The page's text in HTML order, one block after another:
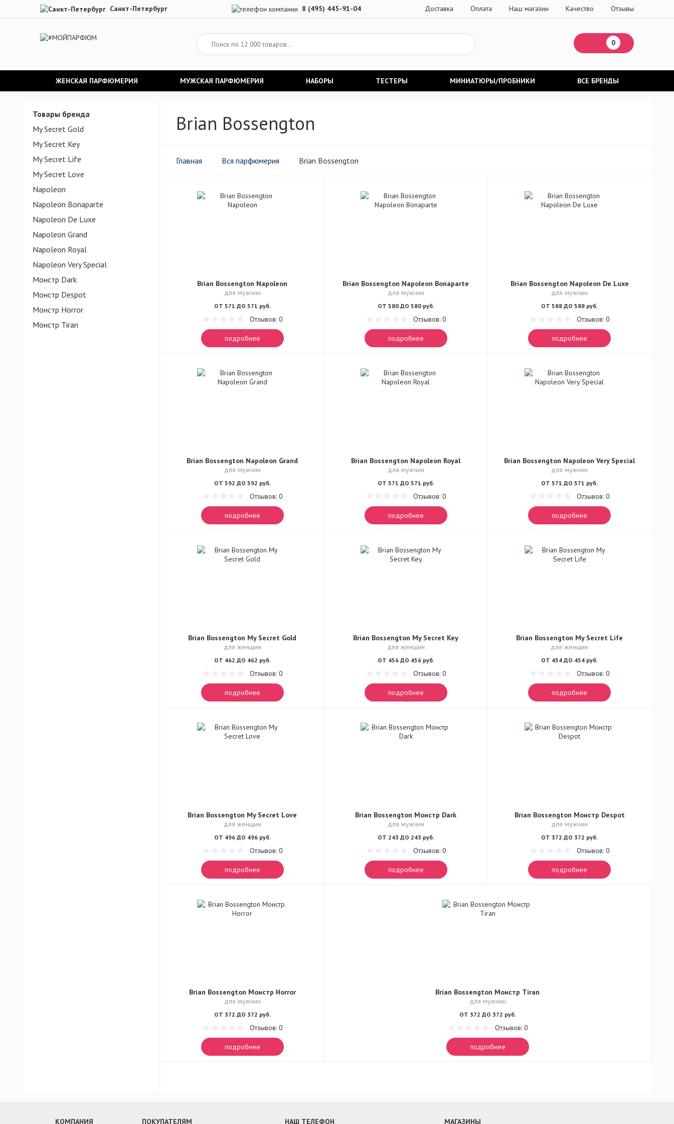
Санкт-Петербург 8 (495) 445-91-04 Доставка Оплата Наш магазин Качество Отзывы
0
ЖЕНСКАЯ ПАРФЮМЕРИЯ МУЖСКАЯ ПАРФЮМЕРИЯ НАБОРЫ ТЕСТЕРЫ МИНИАТЮРЫ/ПРОБНИКИ ВСЕ БРЕНДЫ
Товары бренда
My Secret Gold
My Secret Key
My Secret Life
My Secret Love
Napoleon
Napoleon Bonaparte
Napoleon De Luxe
Napoleon Grand
Napoleon Royal
Napoleon Very Special
Монстр Dark
Монстр Despot
Монстр Horror
Монстр Tiran
Brian Bossengton
Главная Вся парфюмерия Brian Bossengton
Brian Bossengton Napoleon
для мужчин
ОТ 571 ДО 571 руб.
Отзывов: 0
подробнее
Brian Bossengton Napoleon Bonaparte
для мужчин
ОТ 580 ДО 580 руб.
Отзывов: 0
подробнее
Brian Bossengton Napoleon De Luxe
для мужчин
ОТ 588 ДО 588 руб.
Отзывов: 0
подробнее
Brian Bossengton Napoleon Grand
для мужчин
ОТ 592 ДО 592 руб.
Отзывов: 0
подробнее
Brian Bossengton Napoleon Royal
для мужчин
ОТ 571 ДО 571 руб.
Отзывов: 0
подробнее
Brian Bossengton Napoleon Very Special
для мужчин
ОТ 571 ДО 571 руб.
Отзывов: 0
подробнее
Brian Bossengton My Secret Gold
для женщин
ОТ 462 ДО 462 руб.
Отзывов: 0
подробнее
Brian Bossengton My Secret Key
для женщин
ОТ 456 ДО 456 руб.
Отзывов: 0
подробнее
Brian Bossengton My Secret Life
для женщин
ОТ 454 ДО 454 руб.
Отзывов: 0
подробнее
Brian Bossengton My Secret Love
для женщин
ОТ 496 ДО 496 руб.
Отзывов: 0
подробнее
Brian Bossengton Монстр Dark
для мужчин
ОТ 243 ДО 243 руб.
Отзывов: 0
подробнее
Brian Bossengton Монстр Despot
для мужчин
ОТ 372 ДО 372 руб.
Отзывов: 0
подробнее
Brian Bossengton Монстр Horror
для мужчин
ОТ 372 ДО 372 руб.
Отзывов: 0
подробнее
Brian Bossengton Монстр Tiran
для мужчин
ОТ 372 ДО 372 руб.
Отзывов: 0
подробнее
КОМПАНИЯ ПОКУПАТЕЛЯМ НАШ ТЕЛЕФОН МАГАЗИНЫ